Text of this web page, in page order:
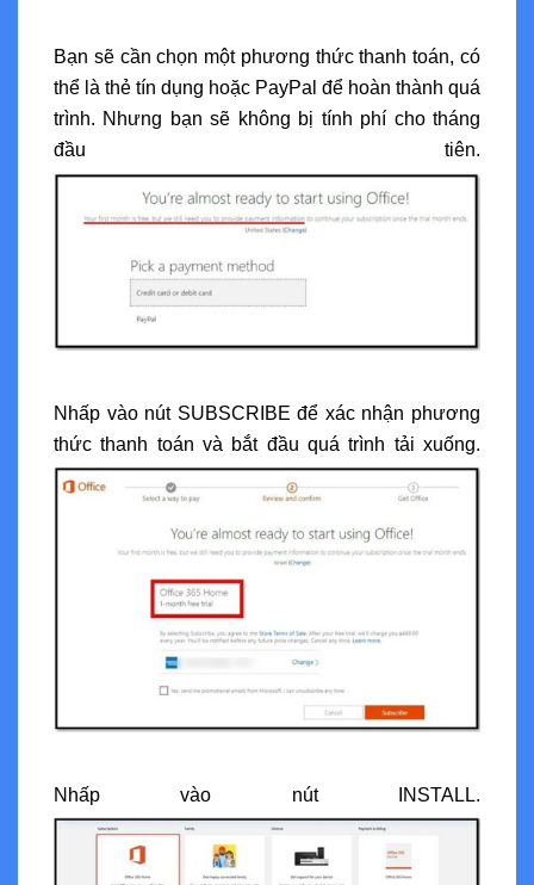
Bạn sẽ cần chọn một phương thức thanh toán, có
thể là thẻ tín dụng hoặc PayPal để hoàn thành quá
trình. Nhưng bạn sẽ không bị tính phí cho tháng
đầu tiên.
Nhấp vào nút SUBSCRIBE để xác nhận phương
thức thanh toán và bắt đầu quá trình tải xuống.
Nhấp vào nút INSTALL.